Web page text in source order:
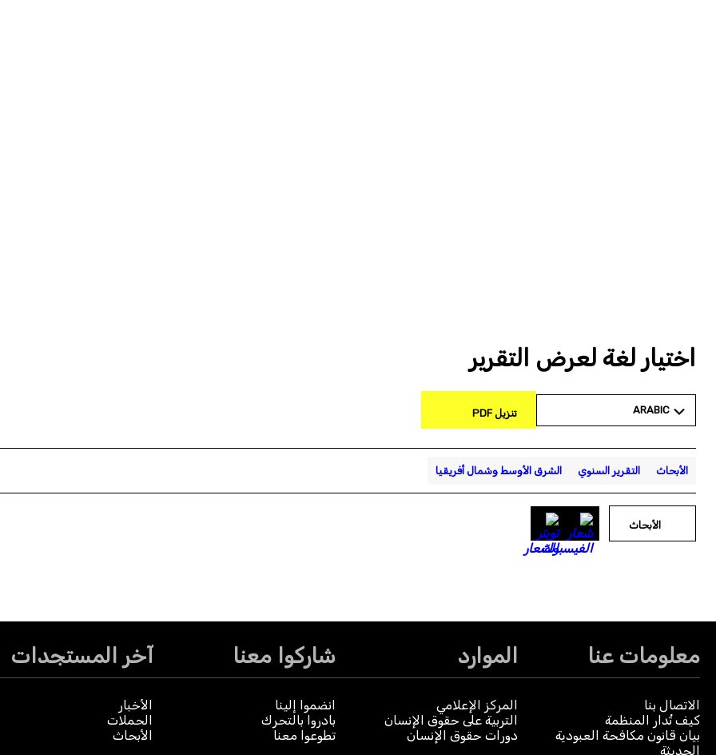
اختيار لغة لعرض التقرير
ARABIC تنزيل PDF
الأبحاث التقرير السنوي الشرق الأوسط وشمال أفريقيا
الأبحاث
معلومات عنا
الاتصال بنا
كيف تُدار المنظمة
بيان قانون مكافحة العبودية
الحديثة
الموارد
المركز الإعلامي
التربية على حقوق الإنسان
دورات حقوق الإنسان
شاركوا معنا
انضموا إلينا
بادروا بالتحرك
تطوعوا معنا
آخر المستجدات
الأخبار
الحملات
الأبحاث